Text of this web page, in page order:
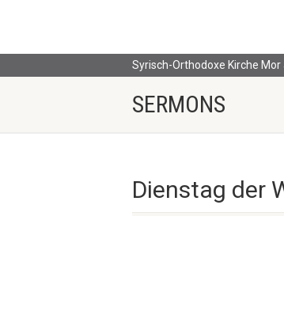
Syrisch-Orthodoxe Kirche
SERMONS
Dienstag der